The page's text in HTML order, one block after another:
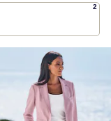
2